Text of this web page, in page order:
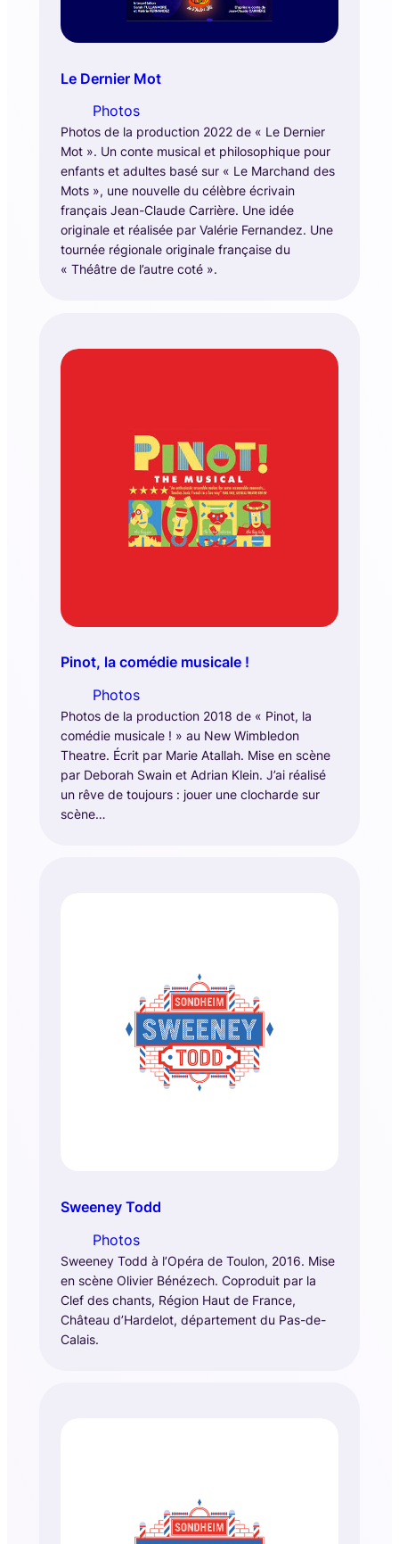
Le Dernier Mot
Photos
Photos de la production 2022 de « Le Dernier
Mot ». Un conte musical et philosophique pour
enfants et adultes basé sur « Le Marchand des
Mots », une nouvelle du célèbre écrivain
français Jean-Claude Carrière. Une idée
originale et réalisée par Valérie Fernandez. Une
tournée régionale originale française du
« Théâtre de l’autre coté ».
Pinot, la comédie musicale !
Photos
Photos de la production 2018 de « Pinot, la
comédie musicale ! » au New Wimbledon
Theatre. Écrit par Marie Atallah. Mise en scène
par Deborah Swain et Adrian Klein. J’ai réalisé
un rêve de toujours : jouer une clocharde sur
scène…
Sweeney Todd
Photos
Sweeney Todd à l’Opéra de Toulon, 2016. Mise
en scène Olivier Bénézech. Coproduit par la
Clef des chants, Région Haut de France,
Château d’Hardelot, département du Pas-de-
Calais.